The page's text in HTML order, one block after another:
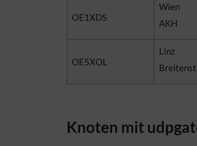
OE1XDS
Wien
AKH
OE5XOL
Linz
Knoten mit